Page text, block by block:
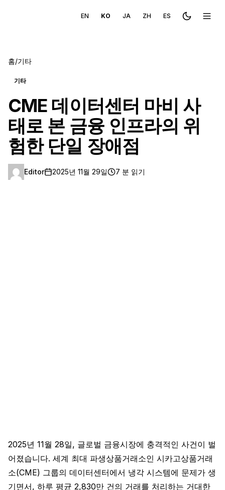
EN KO JA ZH ES Toggle메뉴
홈/기타
기타
CME 데이터센터 마비 사
태로 본 금융 인프라의 위
험한 단일 장애점
Editor 2025년 11월 29일 7 분 읽기
2025년 11월 28일, 글로벌 금융시장에 충격적인 사건이 벌
어졌습니다. 세계 최대 파생상품거래소인 시카고상품거래
소(CME) 그룹의 데이터센터에서 냉각 시스템에 문제가 생
기면서, 하루 평균 2,830만 건의 거래를 처리하는 거대한